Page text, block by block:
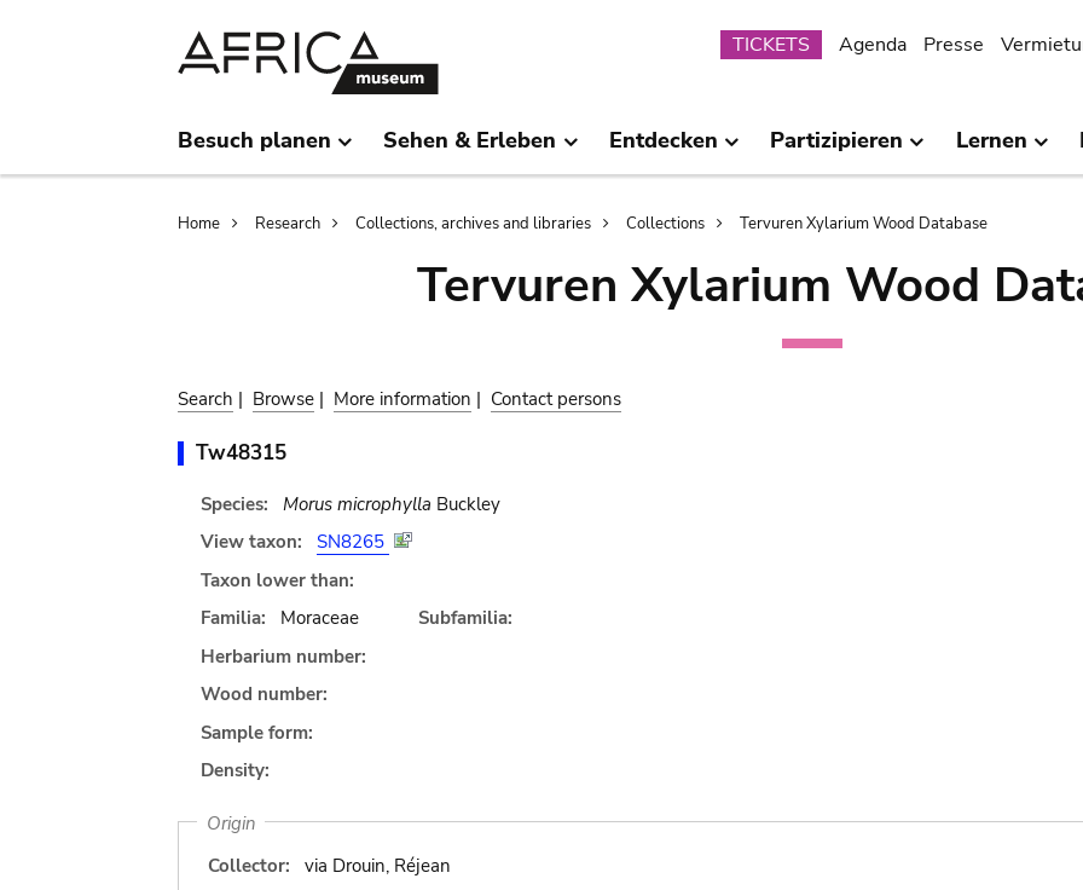
Submenu
TICKETS Agenda Presse
Besuch planen Sehen & Erleben Entdecken Partizipieren Lernen
Breadcrumb
Home Research Collections, archives and libraries Collections Tervuren Xylarium Wood Database
Tervuren Xylarium Wood
Search | Browse | More information | Contact persons
Tw48315
Species: Morus microphylla Buckley
View taxon:
SN8265
Taxon lower than:
Familia:
Moraceae
Subfamilia:
Herbarium number:
Wood number:
Sample form:
Density:
Origin
Collector:
via Drouin, Réjean